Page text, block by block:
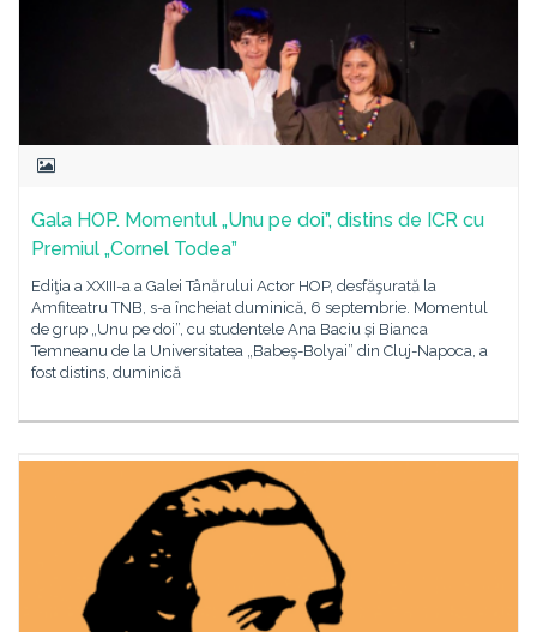
Gala HOP. Momentul „Unu pe doi”, distins de ICR cu
Premiul „Cornel Todea”
Ediţia a XXIII-a a Galei Tânărului Actor HOP, desfăşurată la
Amfiteatru TNB, s-a încheiat duminică, 6 septembrie. Momentul
de grup „Unu pe doi”, cu studentele Ana Baciu și Bianca
Temneanu de la Universitatea „Babeș-Bolyai” din Cluj-Napoca, a
fost distins, duminică